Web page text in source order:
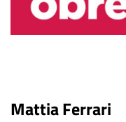
Mattia Ferrari